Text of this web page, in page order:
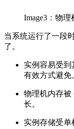
Image3：物理
当系统运行了一段
了。
实例容易受
有效方式避免
物理机内存被
长。
实例存储受单